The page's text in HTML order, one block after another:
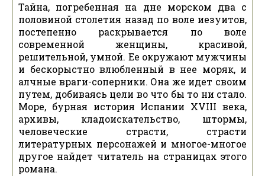
Тайна, погребенная на дне морском два с
половиной столетия назад по воле иезуитов,
постепенно раскрывается по воле
современной женщины, красивой,
решительной, умной. Ее окружают мужчины
и бескорыстно влюбленный в нее моряк, и
алчные враги-соперники. Она же идет своим
путем, добиваясь цели во что бы то ни стало.
Море, бурная история Испании XVIII века,
архивы, кладоискательство, штормы,
человеческие страсти, страсти
литературных персонажей и многое-многое
другое найдет читатель на страницах этого
романа.